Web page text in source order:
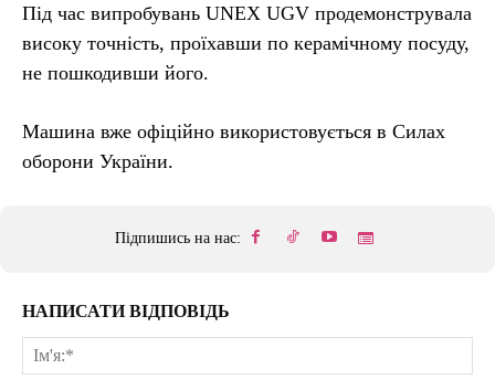
Під час випробувань UNEX UGV продемонструвала
високу точність, проїхавши по керамічному посуду,
не пошкодивши його.
Машина вже офіційно використовується в Силах
оборони України.
Підпишись на нас:
НАПИСАТИ ВІДПОВІДЬ